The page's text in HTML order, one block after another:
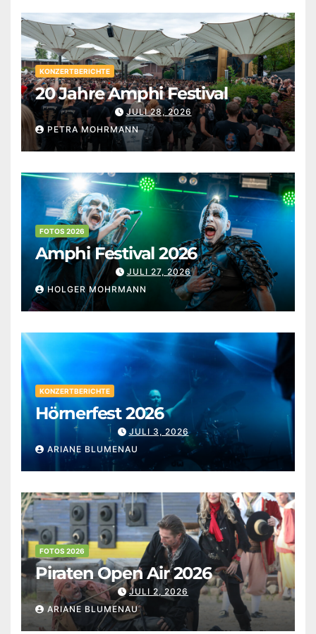
KONZERTBERICHTE
20 Jahre Amphi Festival
JULI 28, 2026
PETRA MOHRMANN
FOTOS 2026
Amphi Festival 2026
JULI 27, 2026
HOLGER MOHRMANN
KONZERTBERICHTE
Hörnerfest 2026
JULI 3, 2026
ARIANE BLUMENAU
FOTOS 2026
Piraten Open Air 2026
JULI 2, 2026
ARIANE BLUMENAU